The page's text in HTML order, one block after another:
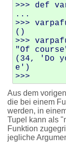
>>> def
...
>>>
()
>>>
"Of
(34, 'Do
e')
Aus dem
die bei einem
werden, in
Tupel kann als
Funktion
jegliche